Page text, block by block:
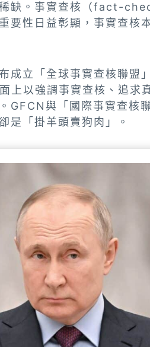
缺。事實查核（fact-
要性日益彰顯，事實查核
成立「全球事實查核聯
以強調事實查核、追求
GFCN與「國際事實查核
是「掛羊頭賣狗肉」。